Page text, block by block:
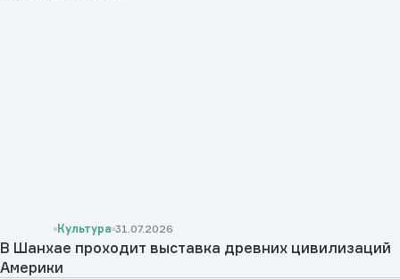
Культура 31.07.2026
В Шанхае проходит выставка древних цивилизаций
Америки